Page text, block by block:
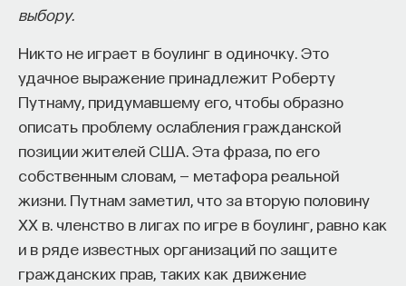
выбору.
Никто не играет в боулинг в одиночку. Это
удачное выражение принадлежит Роберту
Путнаму, придумавшему его, чтобы образно
описать проблему ослабления гражданской
позиции жителей США. Эта фраза, по его
собственным словам, — метафора реальной
жизни. Путнам заметил, что за вторую половину
ХХ в. членство в лигах по игре в боулинг, равно как
и в ряде известных организаций по защите
гражданских прав, таких как движение
Пройдя этот курс, вы научитесь:
— Ориентироваться в общих принципах
работы нашего организма
— Разбираться в биохимических процессах
мозга
— Понимать причины нейро- и психопатологий
— Осознавать связь своего поведения
и эмоций с активностью нейромедиаторов
мозга